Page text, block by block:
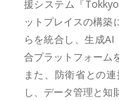
援システム『
ットプレイスの構築
らを統合し、生成
合プラットフォーム
また、防衛省との
し、データ管理と知